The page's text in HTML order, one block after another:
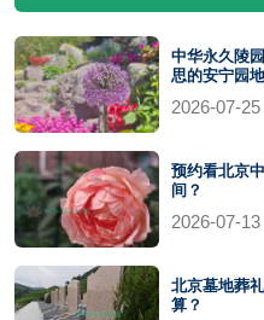
中华永久陵
思的安宁园地
2026-07-25
预约看北京
间？
2026-07-13
北京墓地葬
算？